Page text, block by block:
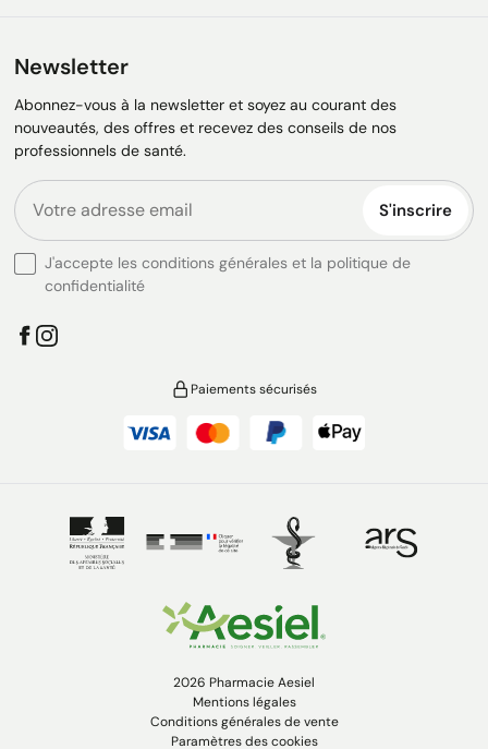
Newsletter
Abonnez-vous à la newsletter et soyez au courant des
nouveautés, des offres et recevez des conseils de nos
professionnels de santé.
S'inscrire
J'accepte les conditions générales et la politique de
confidentialité
Paiements sécurisés
2026 Pharmacie Aesiel
Mentions légales
Conditions générales de vente
Paramètres des cookies